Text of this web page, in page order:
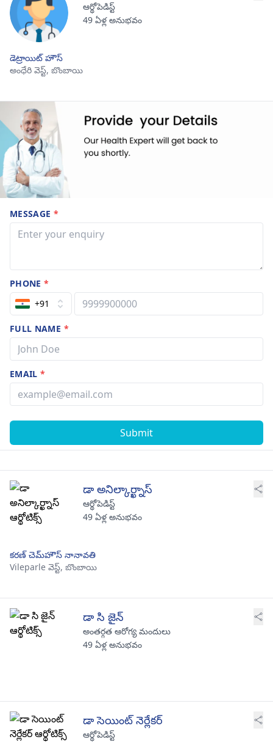
ఆర్థోపెడిస్ట్
49 ఏళ్ల అనుభవం
డెట్రాయిట్ హౌస్
అంధేరి వెస్ట్, బొంబాయి
MESSAGE *
PHONE*
+91
FULL NAME *
EMAIL*
Submit
డా అనిల్కార్ఖ్నాస్
ఆర్థోపెడిస్ట్
49 ఏళ్ల అనుభవం
కరణ్ చెమ్‌హౌస్ నానావతి
Vileparle వెస్ట్, బొంబాయి
డా సి జైన్
అంతర్గత ఆరోగ్య మందులు
49 ఏళ్ల అనుభవం
డా సెయింట్ నెర్లేకర్
ఆర్థోపెడిస్ట్